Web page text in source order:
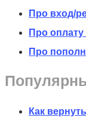
Про вход/
Про оплату
Про
Как